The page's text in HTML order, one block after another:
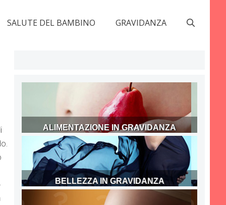
SALUTE DEL BAMBINO GRAVIDANZA
ALIMENTAZIONE IN GRAVIDANZA
BELLEZZA IN GRAVIDANZA